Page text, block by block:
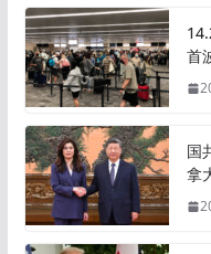
首
国
拿